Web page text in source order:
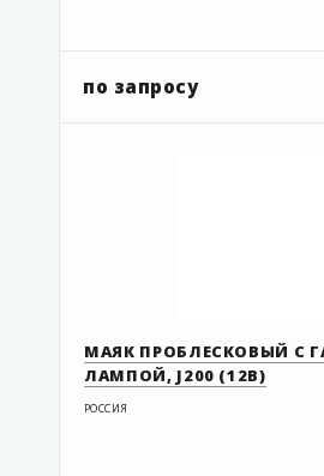
по запросу
МАЯК ПРОБЛЕСКОВЫЙ С
ЛАМПОЙ, J200 (12В)
РОССИЯ